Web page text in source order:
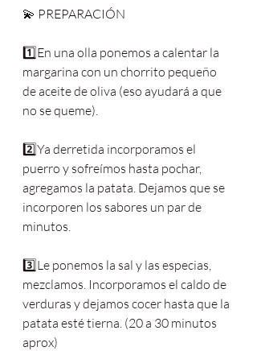
💫 PREPARACIÓN
1️⃣En una olla ponemos a calentar la
margarina con un chorrito pequeño
de aceite de oliva (eso ayudará a que
no se queme).
2️⃣Ya derretida incorporamos el
puerro y sofreímos hasta pochar,
agregamos la patata. Dejamos que se
incorporen los sabores un par de
minutos.
3️⃣Le ponemos la sal y las especias,
mezclamos. Incorporamos el caldo de
verduras y dejamos cocer hasta que la
patata esté tierna. (20 a 30 minutos
aprox)